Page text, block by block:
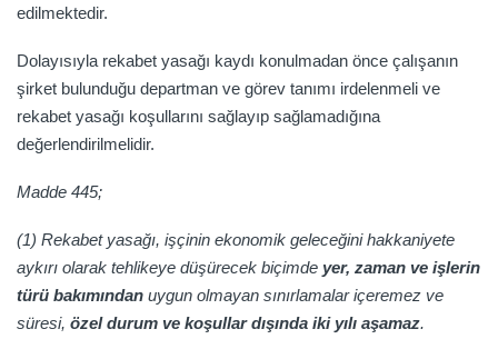
edilmektedir.
Dolayısıyla rekabet yasağı kaydı konulmadan önce çalışanın
şirket bulunduğu departman ve görev tanımı irdelenmeli ve
rekabet yasağı koşullarını sağlayıp sağlamadığına
değerlendirilmelidir.
Madde 445;
(1) Rekabet yasağı, işçinin ekonomik geleceğini hakkaniyete
aykırı olarak tehlikeye düşürecek biçimde yer, zaman ve işlerin
türü bakımından uygun olmayan sınırlamalar içeremez ve
süresi, özel durum ve koşullar dışında iki yılı aşamaz.